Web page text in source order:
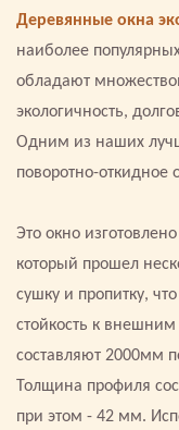
Деревянные окна
наиболее
обладают
экологичность,
Одним из наших
поворотно-откидное
Это окно
который прошел
сушку и пропитку,
стойкость к
составляют 2000мм
Толщина профиля
при этом - 42 мм.